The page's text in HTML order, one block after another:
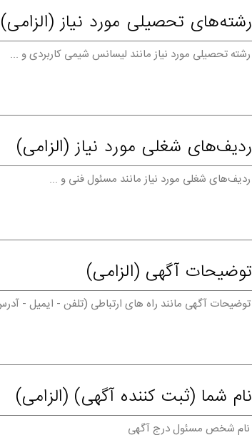
رشته‌های تحصیلی مورد نیاز (الزامی)
ردیف‌های شغلی مورد نیاز (الزامی)
توضیحات آگهی (الزامی)
نام شما (ثبت کننده آگهی) (الزامی)